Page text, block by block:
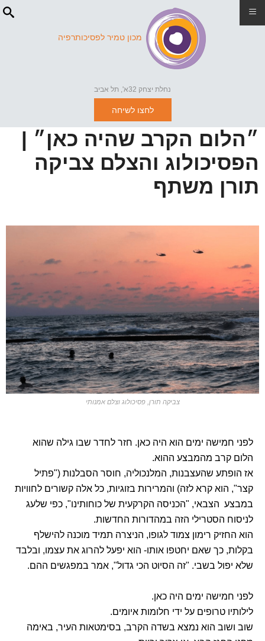
מכון טמיר לפסיכותרפיה
נחלת יצחק 32א', תל אביב
לחצו לשיחה
״הלום הקרב שהיה כאן״ |
הפסיכולוג והצלם צביקה
תורן משתף
צביקה תורן, פסיכולוג וצלם אמנותי
לפני חמישה ימים הוא היה כאן. חזר לחדר שבו גילה שהוא
הלום קרב מהמבצע ההוא.
אז הופתע שהעצבנות, המלנכוליה, חוסר הסבלנות ("פתיל
קצר", הוא קרא לזה) והמרירות בזוגיות, כל אלה קשורים לחוויות
במבצע הצבאי, "הכניסה הקרקעית של כוחותינו", כפי שלעג
לניסוח הסטרילי הזה במהדורות החדשות.
הוא החזיק רימון צמוד לגופו, הניצרה תמיד מוכנה להישלף
בקלות, כך שאם יחטפו אותו- הוא יפעל להרוג את עצמו, ובלבד
שלא יפול בשבי. "זה הסיוט הכי גדול", אמר במפגשים ההם.
לפני חמישה ימים היה כאן.
לילותיו טרופים על ידי חלומות איומים.
שוב ושוב הוא נמצא בשדה הקרב, בסימטאות העיר, באימה
≡